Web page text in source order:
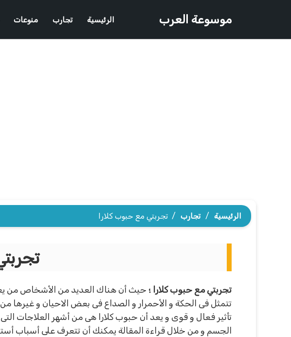
موسوعة العرب الرئيسية تجارب منوعات
الرئيسية / تجارب / تجربتي مع حبوب كلارا
تجربتي مع حبوب كلارا ؛ حيث أن هناك العديد من الأشخاص من
تتمثل فى الحكة و الأحمرار و الصداع فى بعض الاحيان و غيرها
تأثير فعال و قوى و يعد أن حبوب كلارا هى من أشهر العلاجات
الجسم و من خلال قراءة المقالة يمكنك أن تتعرف على أسباب